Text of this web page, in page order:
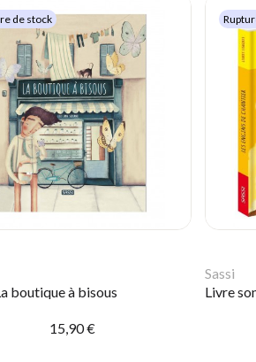
de stock
boutique à bisous
15,90 €
Sassi
Livre